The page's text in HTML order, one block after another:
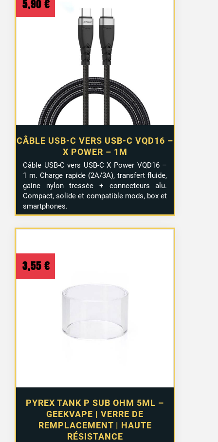
CÂBLE USB-C VERS USB-C VQD16 –
X POWER – 1M
5,90 €
Câble USB-C vers USB-C X Power VQD16 –
1 m. Charge rapide (2A/3A), transfert fluide,
gaine nylon tressée + connecteurs alu.
Compact, solide et compatible mods, box et
smartphones.
PYREX TANK P SUB OHM 5ML –
GEEKVAPE | VERRE DE
REMPLACEMENT | HAUTE
RÉSISTANCE
3,55 €